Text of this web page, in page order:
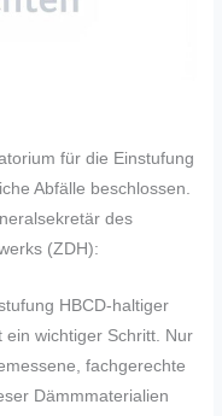
für die Einstufung
Abfälle beschlossen.
des
(ZDH):
HBCD-haltiger
ein wichtiger Schritt. Nur
fachgerechte
Dämmmaterialien